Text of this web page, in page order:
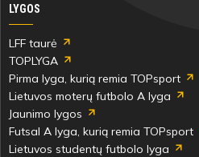
LYGOS
LFF taurė
TOPLYGA
Pirma lyga, kurią remia TOPsport
Lietuvos moterų futbolo A lyga
Jaunimo lygos
Futsal A lyga, kurią remia TOPsport
Lietuvos studentų futbolo lyga